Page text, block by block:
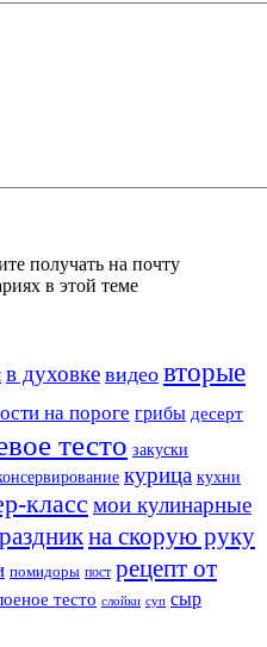
получать на почту
в этой теме
в духовке видео вторые
на пороге грибы десерт
тесто закуски
курица кухни
класс мои кулинарные
на скорую руку
помидоры пост рецепт от
тесто слойки суп сыр